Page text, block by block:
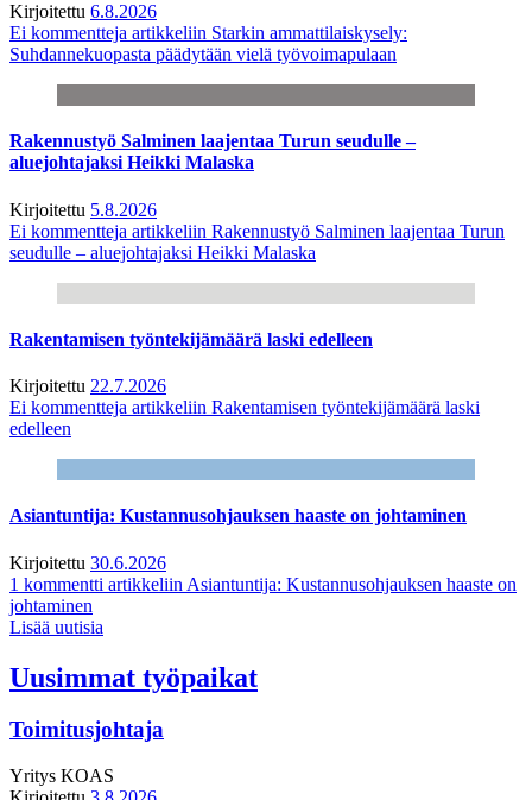
Kirjoitettu 6.8.2026
Ei kommentteja artikkeliin Starkin ammattilaiskysely:
Suhdannekuopasta päädytään vielä työvoimapulaan
Rakennustyö Salminen laajentaa Turun seudulle –
aluejohtajaksi Heikki Malaska
Kirjoitettu 5.8.2026
Ei kommentteja artikkeliin Rakennustyö Salminen laajentaa Turun
seudulle – aluejohtajaksi Heikki Malaska
Rakentamisen työntekijämäärä laski edelleen
Kirjoitettu 22.7.2026
Ei kommentteja artikkeliin Rakentamisen työntekijämäärä laski
edelleen
Asiantuntija: Kustannusohjauksen haaste on johtaminen
Kirjoitettu 30.6.2026
1 kommentti artikkeliin Asiantuntija: Kustannusohjauksen haaste on
johtaminen
Lisää uutisia
Uusimmat työpaikat
Toimitusjohtaja
Yritys KOAS